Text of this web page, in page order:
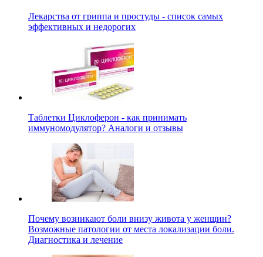
Лекарства от гриппа и простуды - список самых
эффективных и недорогих
Таблетки Циклоферон - как принимать
иммуномодулятор? Аналоги и отзывы
Почему возникают боли внизу живота у женщин?
Возможные патологии от места локализации боли.
Диагностика и лечение